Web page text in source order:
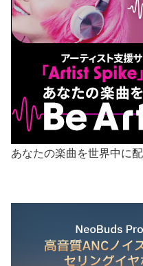
あなたの楽曲を世界中に